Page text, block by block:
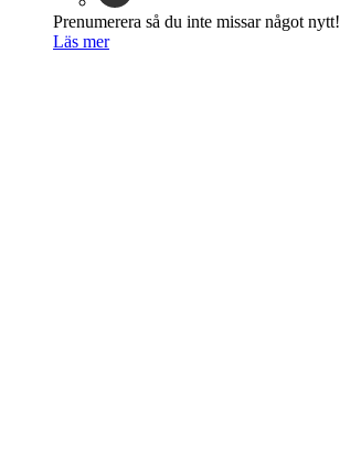
Prenumerera så du inte missar något nytt!
Läs mer